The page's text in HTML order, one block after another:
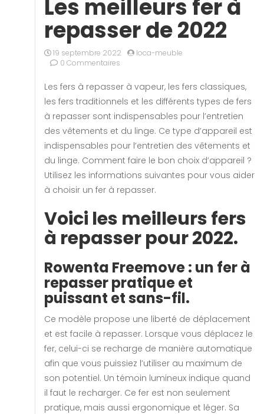
Les meilleurs fer à
repasser de 2022
19 septembre 2022
loca-meuble
0 Commentaires
Les fers à repasser à vapeur, les fers classiques,
les fers traditionnels et les différents types de fers
à repasser sont indispensables pour l’entretien
des vêtements et du linge. Ce type d’appareil est
indispensables pour l’entretien des vêtements et
du linge. Comment faire le bon choix d’appareil ?
Utilisez les informations suivantes pour vous aider
à choisir un fer à repasser.
Voici les meilleurs fers
à repasser pour 2022.
Rowenta Freemove : un fer à
repasser pratique et
puissant et sans-fil.
Ce modèle propose une liberté de déplacement
et est facile à repasser. Lorsque vous déplacez le
fer, celui-ci se recharge de manière automatique
afin que vous puissiez l’utiliser au maximum de
son potentiel. Un témoin lumineux indique quand
il faut le recharger. Ce fer est non seulement
pratique, mais aussi ergonomique et léger. Sa